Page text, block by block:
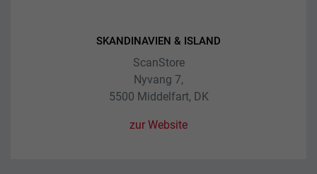
SKANDINAVIEN & ISLAND
ScanStore
Nyvang 7,
5500 Middelfart, DK
zur Website